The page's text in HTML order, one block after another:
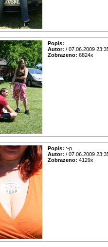
Popis:
Autor: / 07.06.2009
Zobrazeno: 6824x
Popis: :-p
Autor: / 07.06.2009
Zobrazeno: 4129x